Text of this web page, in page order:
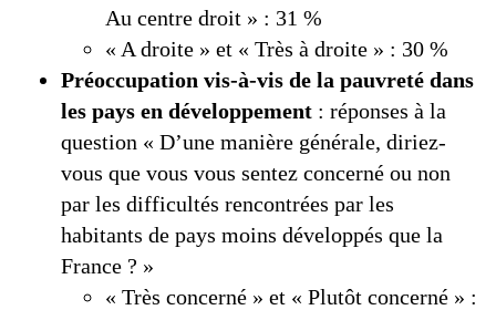
Au centre droit » : 31 %
« A droite » et « Très à droite » : 30 %
Préoccupation vis-à-vis de la pauvreté dans
les pays en développement : réponses à la
question « D’une manière générale, diriez-
vous que vous vous sentez concerné ou non
par les difficultés rencontrées par les
habitants de pays moins développés que la
France ? »
« Très concerné » et « Plutôt concerné » :